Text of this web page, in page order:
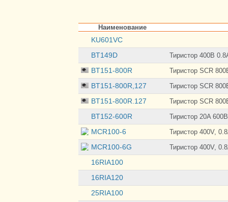
Наименование
KU601VC
BT149D
Тиристор 400В
BT151-800R Тиристор SCR
BT151-800R,127 Тиристор SCR
BT151-800R.127 Тиристор SCR
BT152-600R Тиристор 20A 600В
MCR100-6 Тиристор 400V,
MCR100-6G Тиристор 400V,
16RIA100
16RIA120
25RIA100